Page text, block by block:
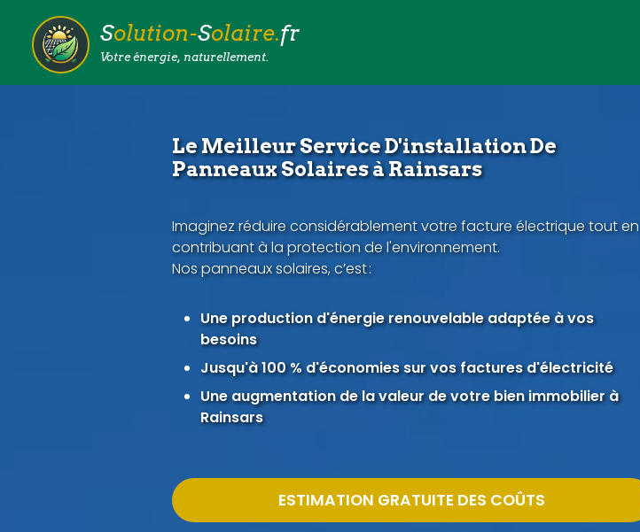
Solution-Solaire.fr
Votre énergie, naturellement.
Le Meilleur Service D'installation De
Panneaux Solaires à Rainsars
Imaginez réduire considérablement votre facture électrique tout en
contribuant à la protection de l'environnement.
Nos panneaux solaires, c’est :
Une production d'énergie renouvelable adaptée à vos
besoins
Jusqu'à 100 % d'économies sur vos factures d'électricité
Une augmentation de la valeur de votre bien immobilier à
Rainsars
ESTIMATION GRATUITE DES COÛTS